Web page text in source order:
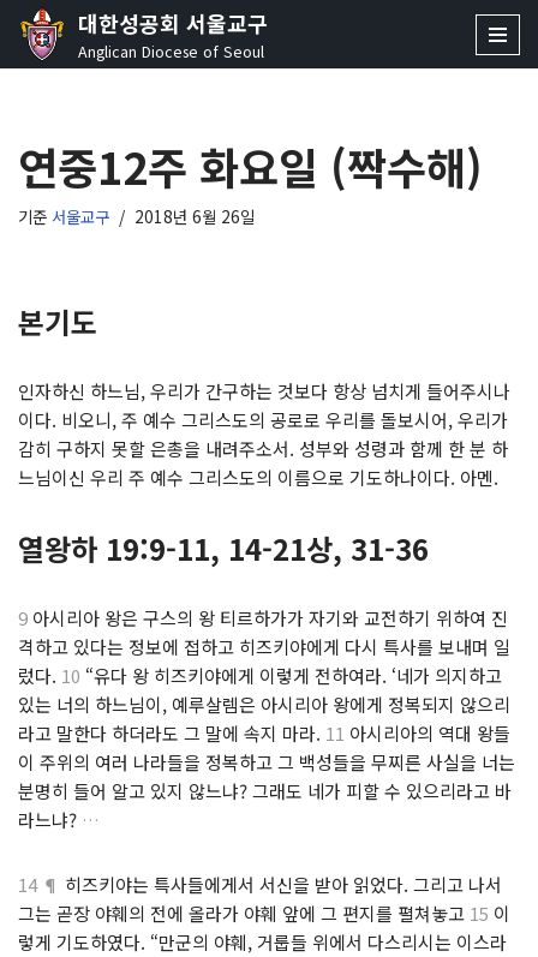
콘
로
건
너
대한성공회 서울교구
Anglican Diocese of Seoul
연중12주 화요일 (짝수해)
기준 서울교구 2018년 6월 26일
본기도
인자하신 하느님, 우리가 간구하는 것보다 항상 넘치게 들어주시나
이다. 비오니, 주 예수 그리스도의 공로로 우리를 돌보시어, 우리가
감히 구하지 못할 은총을 내려주소서. 성부와 성령과 함께 한 분 하
느님이신 우리 주 예수 그리스도의 이름으로 기도하나이다. 아멘.
열왕하 19:9-11, 14-21상, 31-36
9 아시리아 왕은 구스의 왕 티르하가가 자기와 교전하기 위하여 진
격하고 있다는 정보에 접하고 히즈키야에게 다시 특사를 보내며 일
렀다. 10 “유다 왕 히즈키야에게 이렇게 전하여라. ‘네가 의지하고
있는 너의 하느님이, 예루살렘은 아시리아 왕에게 정복되지 않으리
라고 말한다 하더라도 그 말에 속지 마라. 11 아시리아의 역대 왕들
이 주위의 여러 나라들을 정복하고 그 백성들을 무찌른 사실을 너는
분명히 들어 알고 있지 않느냐? 그래도 네가 피할 수 있으리라고 바
라느냐? …
14 ¶ 히즈키야는 특사들에게서 서신을 받아 읽었다. 그리고 나서
그는 곧장 야훼의 전에 올라가 야훼 앞에 그 편지를 펼쳐놓고 15 이
렇게 기도하였다. “만군의 야훼, 거룹들 위에서 다스리시는 이스라